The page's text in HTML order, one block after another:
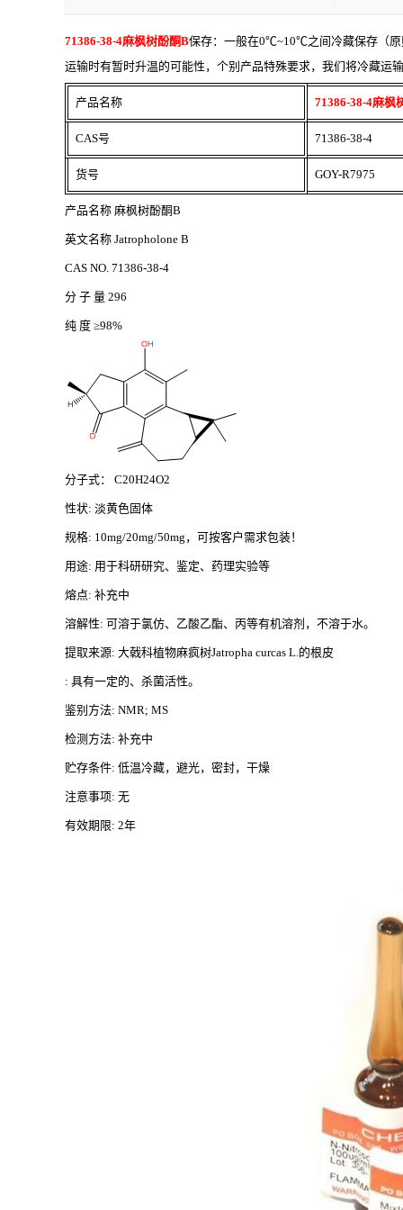
71386-38-4麻枫树酚酮B 保存：一般在0℃~10℃之间冷藏保存（原
运输时有暂时升温的可能性，个别产品特殊要求，我们将冷藏运
产品名称 71386-38-4麻枫
CAS号 71386-38-4
货号 GOY-R7975
产品名称 麻枫树酚酮B
英文名称 Jatropholone B
CAS NO. 71386-38-4
分 子 量 296
纯 度 ≥98%
分子式： C20H24O2
性状: 淡黄色固体
规格: 10mg/20mg/50mg，可按客户需求包装！
用途: 用于科研研究、鉴定、药理实验等
熔点: 补充中
溶解性: 可溶于氯仿、乙酸乙酯、丙等有机溶剂，不溶于水。
提取来源: 大戟科植物麻疯树Jatropha curcas L.的根皮
: 具有一定的、杀菌活性。
鉴别方法: NMR; MS
检测方法: 补充中
贮存条件 : 低温冷藏，避光，密封，干燥
注意事项: 无
有效期限: 2年